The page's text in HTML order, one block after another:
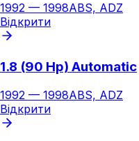
1992 — 1998ABS, ADZ
Відкрити
1.8 (90 Hp) Automatic
1992 — 1998ABS, ADZ
Відкрити